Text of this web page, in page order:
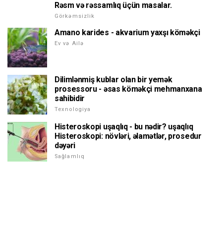
Rəsm və rəssamlıq üçün masalar.
Görkəmsizlik
Amano karides - akvarium yaxşı köməkçi
Ev və Ailə
Dilimlənmiş kublar olan bir yemək
prosessoru - əsas köməkçi mehmanxana
sahibidir
Texnologiya
Histeroskopi uşaqlıq - bu nədir? uşaqlıq
Histeroskopi: növləri, əlamətlər, prosedur
dəyəri
Sağlamlıq